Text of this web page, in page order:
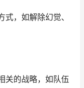
，如解除幻觉、
关的战略，如队伍